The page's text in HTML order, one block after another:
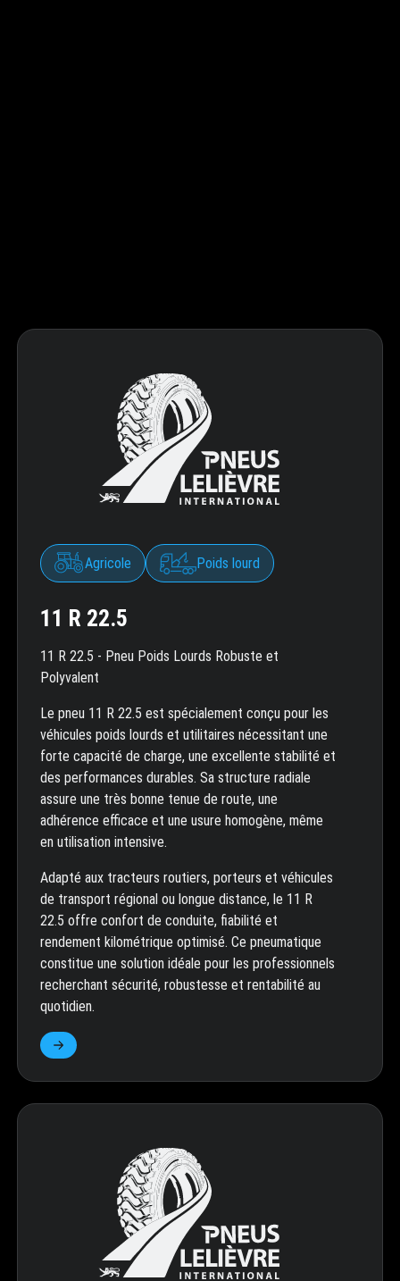
Agricole Poids lourd
11 R 22.5
11 R 22.5 - Pneu Poids Lourds Robuste et
Polyvalent
Le pneu 11 R 22.5 est spécialement conçu pour les
véhicules poids lourds et utilitaires nécessitant une
forte capacité de charge, une excellente stabilité et
des performances durables. Sa structure radiale
assure une très bonne tenue de route, une
adhérence efficace et une usure homogène, même
en utilisation intensive.
Adapté aux tracteurs routiers, porteurs et véhicules
de transport régional ou longue distance, le 11 R
22.5 offre confort de conduite, fiabilité et
rendement kilométrique optimisé. Ce pneumatique
constitue une solution idéale pour les professionnels
recherchant sécurité, robustesse et rentabilité au
quotidien.